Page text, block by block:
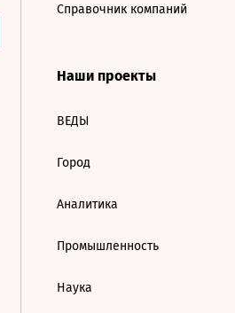
Справочник компаний
Наши проекты
ВЕДЫ
Город
Аналитика
Промышленность
Наука